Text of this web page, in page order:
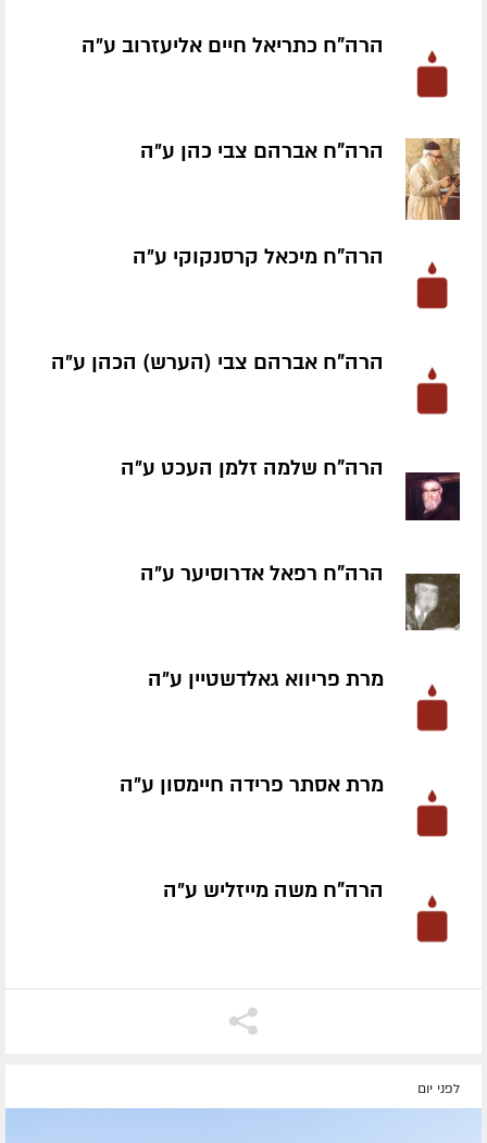
הרה"ח כתריאל חיים אליעזרוב ע״ה
הרה"ח אברהם צבי כהן ע״ה
הרה"ח מיכאל קרסנקוקי ע״ה
הרה"ח אברהם צבי (הערש) הכהן ע״ה
הרה"ח שלמה זלמן העכט ע״ה
הרה"ח רפאל אדרוסיער ע״ה
מרת פריווא גאלדשטיין ע״ה
מרת אסתר פרידה חיימסון ע״ה
הרה"ח משה מייזליש ע״ה
לפני יום